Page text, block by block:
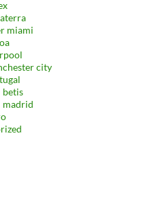
miami
city
betis
madrid